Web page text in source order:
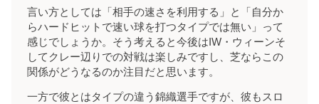
言い方としては「相手の速さを利用する」と「自分か
らハードヒットで速い球を打つタイプでは無い」って
感じでしょうか。そう考えると今後はIW・ウィーンそ
してクレー辺りでの対戦は楽しみですし、芝ならこの
関係がどうなるのか注目だと思います。
一方で彼とはタイプの違う錦織選手ですが、彼もスロ